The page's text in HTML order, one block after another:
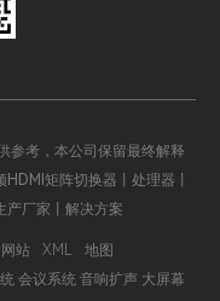
、产品品质、
格与性价比。
考，本公司保留最终解释
矩阵切换器丨处理器丨
产厂家丨解决方案
站 XML
地图
会议系统 音响扩声 大屏幕